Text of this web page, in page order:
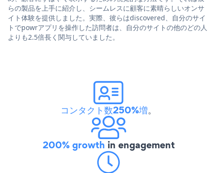
らの製品を上手に紹介し、シームレスに顧客に素晴らしいオンサ
イト体験を提供しました。実際、彼らはdiscovered、自分のサイ
トでpowrアプリを操作した訪問者は、自分のサイトの他のどの人
よりも2.5倍長く関与していました。
コンタクト数250%増。
200% growth in engagement